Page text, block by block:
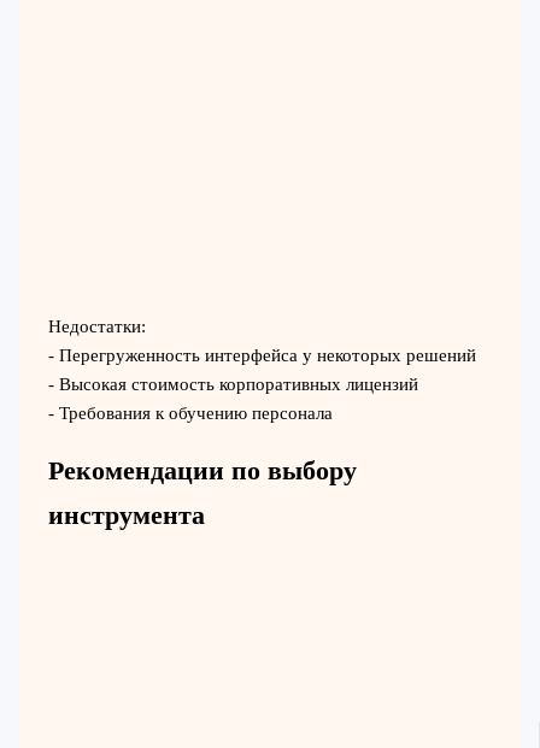
Недостатки:
- Перегруженность интерфейса у некоторых решений
- Высокая стоимость корпоративных лицензий
- Требования к обучению персонала
Рекомендации по выбору
инструмента